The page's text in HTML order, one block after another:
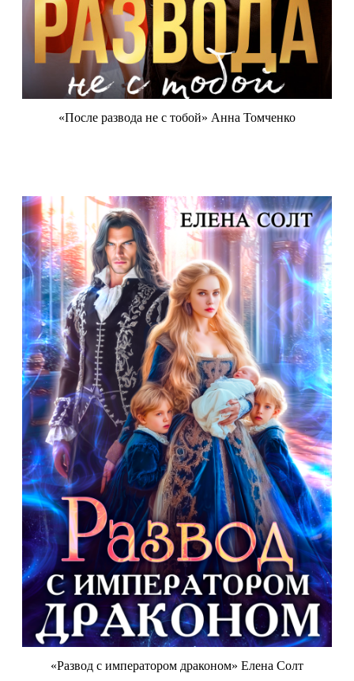
«После развода не с тобой» Анна Томченко
«Развод с императором драконом» Елена Солт